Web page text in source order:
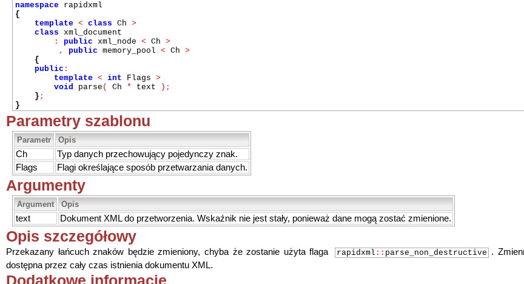
namespace rapidxml
{
template < class Ch >
class xml_document
:
public xml_node < Ch >
,
public memory_pool < Ch >
{
public :
template < int Flags >
void parse ( Ch * text ) ;
} ;
}
Parametry szablonu
Parametr Opis
Ch
Typ danych przechowujący pojedynczy znak.
Flags
Flagi określające sposób przetwarzania danych.
Argumenty
Argument Opis
text Dokument XML do przetworzenia. Wskaźnik nie jest stały, ponieważ dane mogą zostać zmienione.
Opis szczegółowy
Przekazany łańcuch znaków będzie zmieniony, chyba że zostanie użyta flaga rapidxml :: parse_non_destructive .
dostępna przez cały czas istnienia dokumentu XML.
Dodatkowe informacje